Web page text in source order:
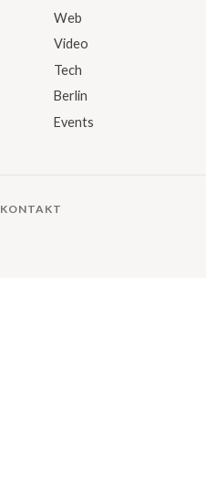
Web
Video
Tech
Berlin
Events
KONTAKT